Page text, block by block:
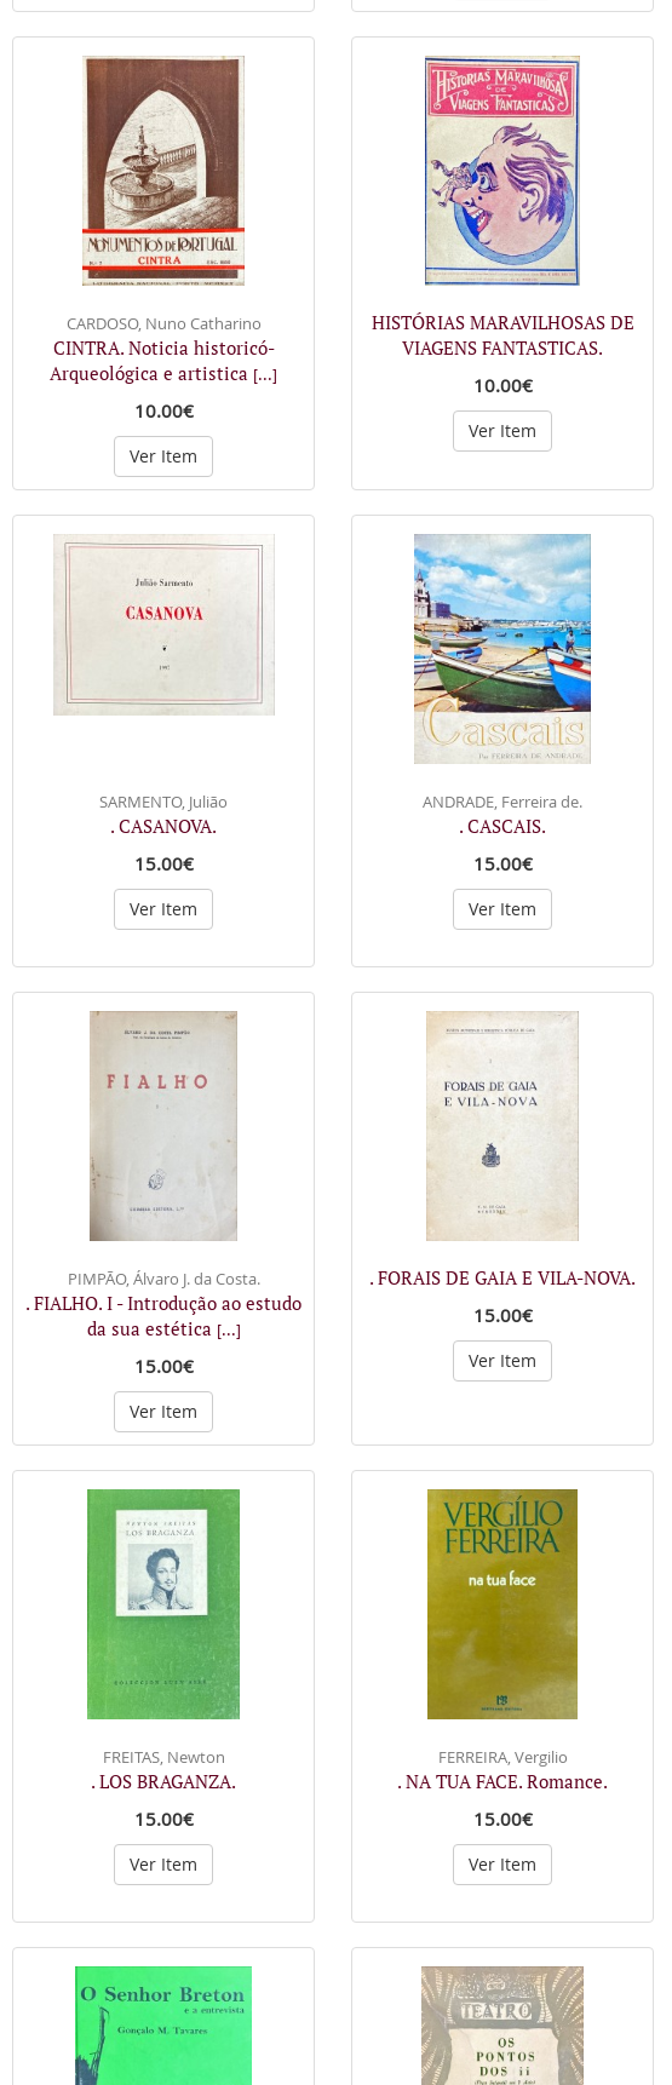
CARDOSO, Nuno Catharino
CINTRA. Noticia historicó-
Arqueológica e artistica [...]
10.00€
Ver Item
HISTÓRIAS MARAVILHOSAS DE
VIAGENS FANTASTICAS.
10.00€
Ver Item
SARMENTO, Julião
. CASANOVA.
15.00€
Ver Item
ANDRADE, Ferreira de.
. CASCAIS.
15.00€
Ver Item
PIMPÃO, Álvaro J. da Costa.
. FIALHO. I - Introdução ao estudo
da sua estética [...]
15.00€
Ver Item
. FORAIS DE GAIA E VILA-NOVA.
15.00€
Ver Item
FREITAS, Newton
. LOS BRAGANZA.
15.00€
Ver Item
FERREIRA, Vergilio
. NA TUA FACE. Romance.
15.00€
Ver Item